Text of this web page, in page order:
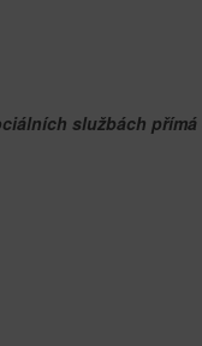
službách